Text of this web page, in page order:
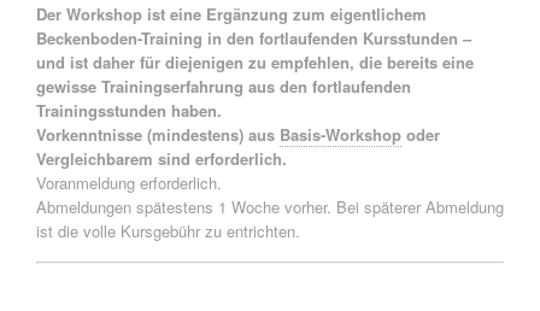
Der Workshop ist eine Ergänzung zum eigentlichem
Beckenboden-Training in den fortlaufenden Kursstunden –
und ist daher für diejenigen zu empfehlen, die bereits eine
gewisse Trainingserfahrung aus den fortlaufenden
Trainingsstunden haben.
Vorkenntnisse (mindestens) aus Basis-Workshopoder
Vergleichbarem sind erforderlich.
Voranmeldung erforderlich.
Abmeldungen spätestens 1 Woche vorher. Bei späterer Abmeldung
ist die volle Kursgebühr zu entrichten.